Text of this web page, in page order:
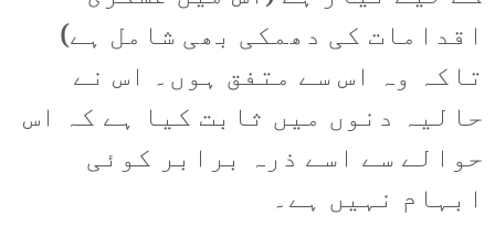
اقدامات کی دھمکی بھی شامل ہے)
تاکہ وہ اس سے متفق ہوں۔ اس نے
حالیہ دنوں میں ثابت کیا ہے کہ اس
حوالے سے اسے ذرہ برابر کوئی
ابہام نہیں ہے۔